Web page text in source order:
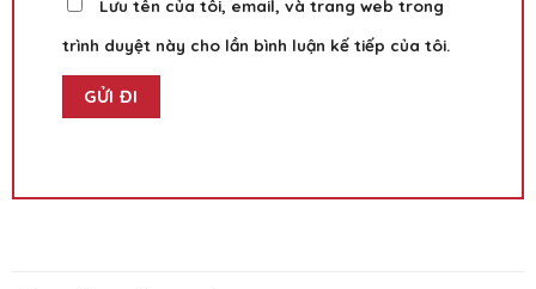
Lưu tên của tôi, email, và trang web trong
trình duyệt này cho lần bình luận kế tiếp của tôi.